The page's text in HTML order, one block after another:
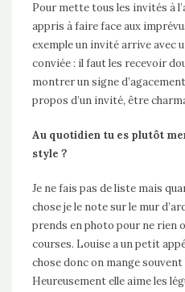
Pour mette tous les invités à
appris à faire face aux
exemple un invité arrive avec
conviée : il faut les recevoir
montrer un signe
propos d’un invité, être
Au quotidien tu es plutôt
style ?
Je ne fais pas de liste mais
chose je le note sur le mur
prends en photo pour ne rien
courses. Louise a un petit
chose donc on mange
Heureusement elle aime les